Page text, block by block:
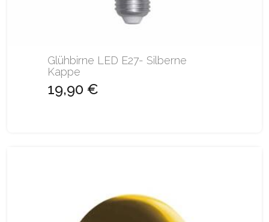
Glühbirne LED E27- Silberne
Kappe
19,90 €